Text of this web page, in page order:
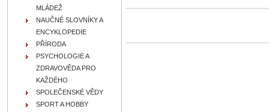
MLÁDEŽ
NAUČNÉ SLOVNÍKY A
ENCYKLOPEDIE
PŘÍRODA
PSYCHOLOGIE A
ZDRAVOVĚDA PRO
KAŽDÉHO
SPOLEČENSKÉ VĚDY
SPORT A HOBBY